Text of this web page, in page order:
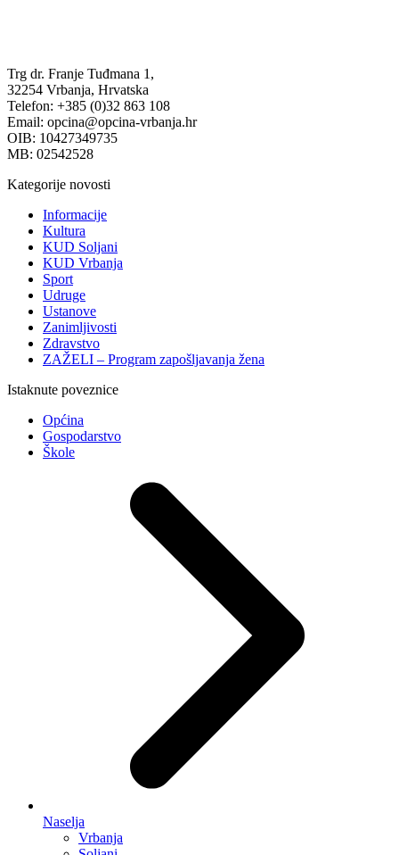
Trg dr. Franje Tuđmana 1,
32254 Vrbanja, Hrvatska
Telefon: +385 (0)32 863 108
Email: opcina@opcina-vrbanja.hr
OIB: 10427349735
MB: 02542528
Kategorije novosti
Informacije
Kultura
KUD Soljani
KUD Vrbanja
Sport
Udruge
Ustanove
Zanimljivosti
Zdravstvo
ZAŽELI – Program zapošljavanja žena
Istaknute poveznice
Općina
Gospodarstvo
Škole
Naselja
Vrbanja